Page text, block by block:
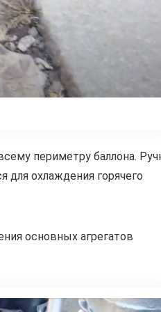
периметру баллона.
для охлаждения горячего
основных агрегатов